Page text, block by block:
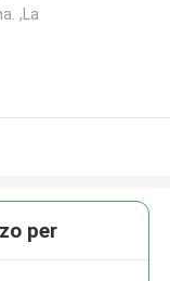
,La
per